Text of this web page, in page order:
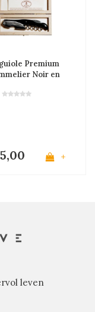
Premium
Noir en
+
leven